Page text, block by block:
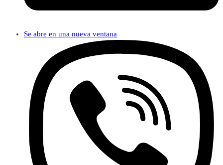
Se abre en una nueva ventana